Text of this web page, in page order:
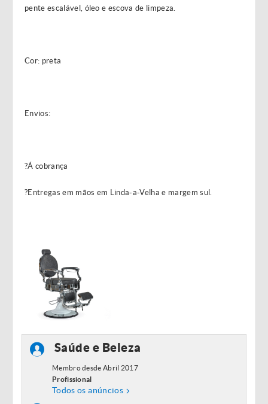
pente escalável, óleo e escova de limpeza.
Cor: preta
Envios:
?Á cobrança
?Entregas em mãos em Linda-a-Velha e margem sul.
Saúde e Beleza
Membro desde Abril 2017
Profissional
Todos os anúncios